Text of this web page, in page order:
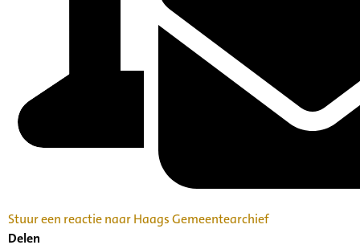
Stuur een reactie naar Haags Gemeentearchief
Delen